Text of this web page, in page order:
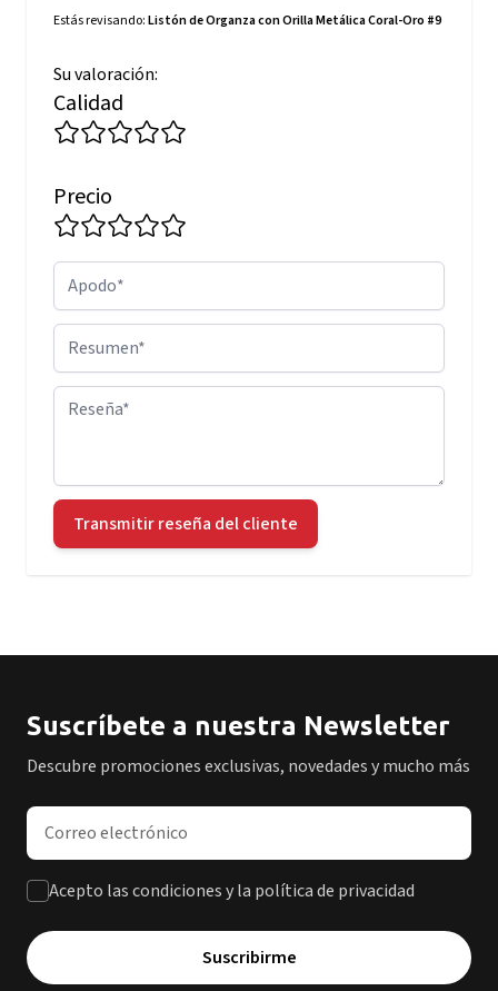
Estás revisando:Listón de Organza con Orilla Metálica Coral-Oro #9
Su valoración:
Calidad
Precio
Apodo
Resumen
Reseña
Transmitir reseña del cliente
Suscríbete a nuestra Newsletter
Descubre promociones exclusivas, novedades y mucho más
Dirección de correo electrónico
Acepto las condiciones y la política de privacidad
Suscribirme